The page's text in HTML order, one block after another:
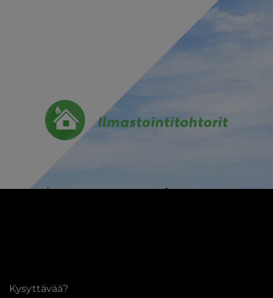
Kysyttävää?